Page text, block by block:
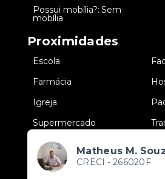
Possui mobília?: Sem
mobília
Proximidades
Escola
Farmácia
Igreja
Supermercado
Matheus M.
CRECI - 266020F